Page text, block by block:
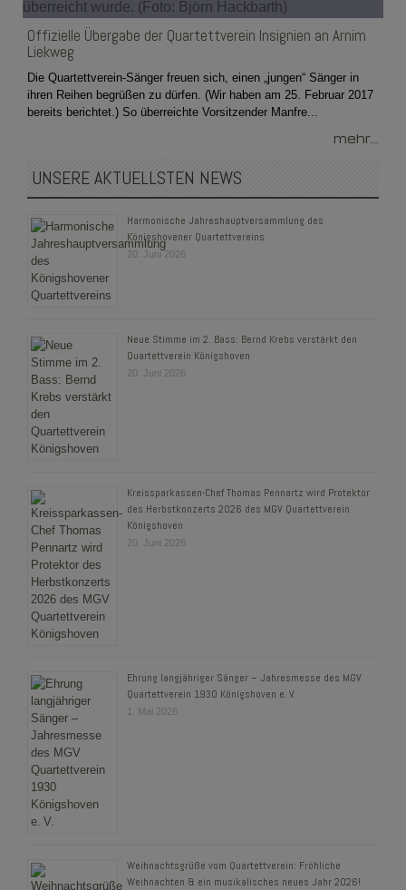
Offizielle Übergabe der Quartettverein Insignien an Arnim
Liekweg
Die Quartettverein-Sänger freuen sich, einen „jungen“ Sänger in
ihren Reihen begrüßen zu dürfen. (Wir haben am 25. Februar 2017
bereits berichtet.) So überreichte Vorsitzender Manfre...
mehr...
UNSERE AKTUELLSTEN NEWS
Harmonische Jahreshauptversammlung des
Königshovener Quartettvereins
20. Juni 2026
Neue Stimme im 2. Bass: Bernd Krebs verstärkt den
Quartettverein Königshoven
20. Juni 2026
Kreissparkassen-Chef Thomas Pennartz wird Protektor
des Herbstkonzerts 2026 des MGV Quartettverein
Königshoven
20. Juni 2026
Ehrung langjähriger Sänger – Jahresmesse des MGV
Quartettverein 1930 Königshoven e. V.
1. Mai 2026
Weihnachtsgrüße vom Quartettverein: Fröhliche
Weihnachten & ein musikalisches neues Jahr 2026!